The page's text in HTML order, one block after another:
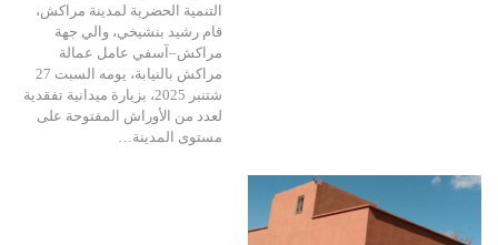
التنمية الحضرية لمدينة مراكش،
قام رشيد بنشيخي، والي جهة
مراكش–آسفي عامل عمالة
مراكش بالنيابة، يومه السبت 27
شتنبر 2025، بزيارة ميدانية تفقدية
لعدد من الأوراش المفتوحة على
مستوى المدينة…